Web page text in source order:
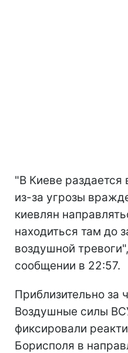
"В Киеве раздается
из-за угрозы
киевлян
находиться там до
воздушной
сообщении в 22:57.
Приблизительно за
Воздушные силы
фиксировали
Борисполя в